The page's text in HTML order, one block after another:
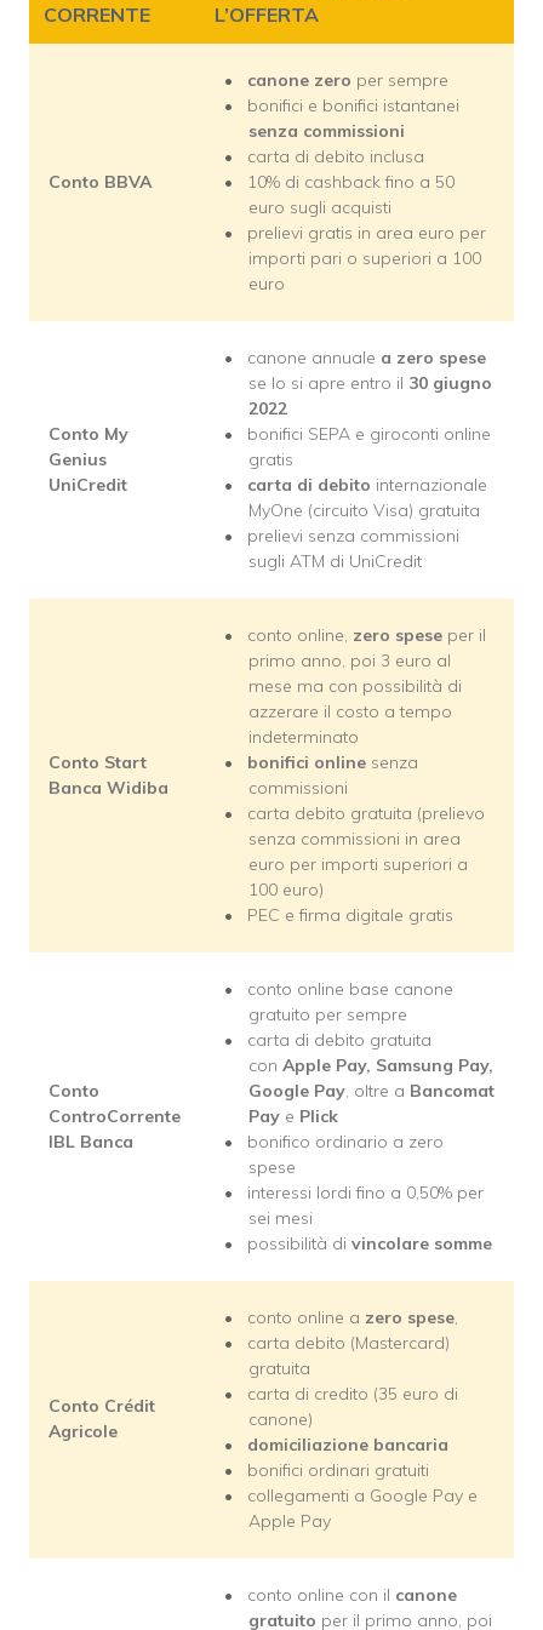
CORRENTE
L’OFFERTA
Conto BBVA
canone zero per sempre
bonifici e bonifici istantanei
senza commissioni
carta di debito inclusa
10% di cashback fino a 50
euro sugli acquisti
prelievi gratis in area euro per
importi pari o superiori a 100
euro
Conto My
Genius
UniCredit
canone annuale a zero spese
se lo si apre entro il 30 giugno
2022
bonifici SEPA e giroconti online
gratis
carta di debito internazionale
MyOne (circuito Visa) gratuita
prelievi senza commissioni
sugli ATM di UniCredit
Conto Start
Banca Widiba
conto online, zero spese per il
primo anno, poi 3 euro al
mese ma con possibilità di
azzerare il costo a tempo
indeterminato
bonifici online senza
commissioni
carta debito gratuita (prelievo
senza commissioni in area
euro per importi superiori a
100 euro)
PEC e firma digitale gratis
Conto
ControCorrente
IBL Banca
conto online base canone
gratuito per sempre
carta di debito gratuita
con Apple Pay, Samsung Pay,
Google Pay, oltre a Bancomat
Pay e Plick
bonifico ordinario a zero
spese
interessi lordi fino a 0,50% per
sei mesi
possibilità di vincolare somme
Conto Crédit
Agricole
conto online a zero spese,
carta debito (Mastercard)
gratuita
carta di credito (35 euro di
canone)
domiciliazione bancaria
bonifici ordinari gratuiti
collegamenti a Google Pay e
Apple Pay
conto online con il canone
gratuito per il primo anno, poi